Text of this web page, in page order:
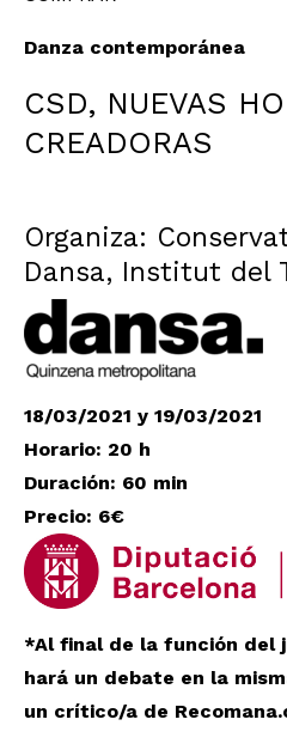
Danza contemporánea
CSD, NUEVAS
CREADORAS
Organiza:
Dansa, Institut del
18/03/2021 y 19/03/2021
Horario: 20 h
Duración: 60 min
Precio: 6€
*Al final de la función del
hará un debate en la
un crítico/a de